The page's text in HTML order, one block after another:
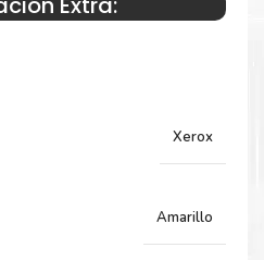
Xerox
Amarillo